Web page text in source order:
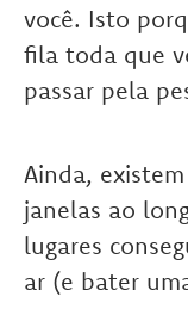
você. Isto
fila toda que
passar pela
Ainda,
janelas ao
lugares
ar (e bater